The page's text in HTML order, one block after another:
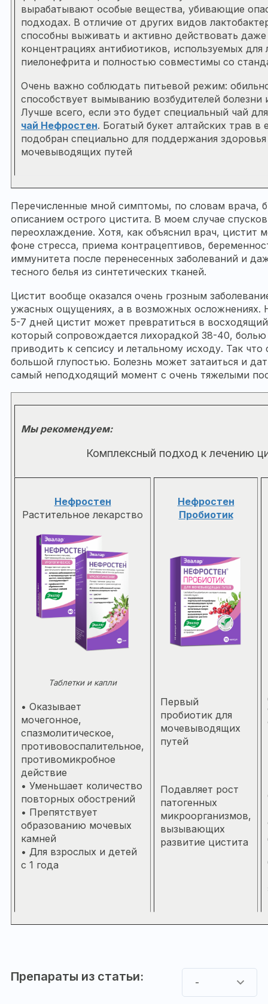
вырабатывают особые вещества, убивающие
подходах. В отличие от других видов
способны выживать и активно действовать
концентрациях антибиотиков, используемых для
пиелонефрита и полностью совместимы со
Очень важно соблюдать питьевой режим:
способствует вымыванию возбудителей болезни
Лучше всего, если это будет специальный чай
чай Нефростен. Богатый букет алтайских трав в
подобран специально для поддержания
мочевыводящих путей
Перечисленные мной симптомы, по словам врача,
описанием острого цистита. В моем случае
переохлаждение. Хотя, как объяснил врач, цистит
фоне стресса, приема контрацептивов,
иммунитета после перенесенных заболеваний и
тесного белья из синтетических тканей.
Цистит вообще оказался очень грозным
ужасных ощущениях, а в возможных осложнениях.
5-7 дней цистит может превратиться в
который сопровождается лихорадкой 38-40,
приводить к сепсису и летальному исходу. Так что
большой глупостью. Болезнь может затаиться и
самый неподходящий момент с очень тяжелыми
Мы рекомендуем:
Комплексный подход к лечению
Нефростен
Растительное лекарство
Таблетки и капли
• Оказывает
мочегонное,
спазмолитическое,
противовоспалительное,
противомикробное
действие
• Уменьшает количество
повторных обострений
• Препятствует
образованию мочевых
камней
• Для взрослых и детей
с 1 года
Нефростен
Пробиотик
Первый
пробиотик для
мочевыводящих
путей
Подавляет рост
патогенных
микроорганизмов,
вызывающих
развитие цистита
Препараты из статьи: -